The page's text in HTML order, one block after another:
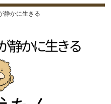
静かに生きる